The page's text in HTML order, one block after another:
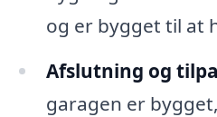
og er bygget til at
Afslutning og
garagen er